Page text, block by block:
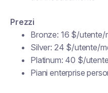
Prezzi
Bronze: 16 $/utente/
Silver: 24 $/utente/
Platinum: 40 $/
Piani enterprise